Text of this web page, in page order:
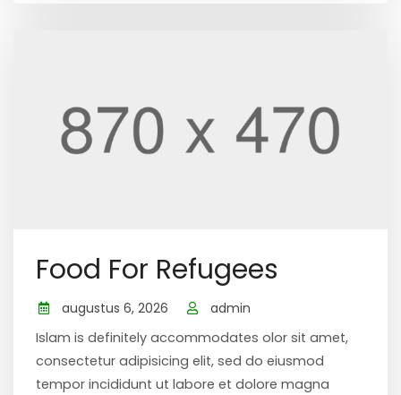
Food For Refugees
augustus 6, 2026
admin
Islam is definitely accommodates olor sit amet,
consectetur adipisicing elit, sed do eiusmod
tempor incididunt ut labore et dolore magna